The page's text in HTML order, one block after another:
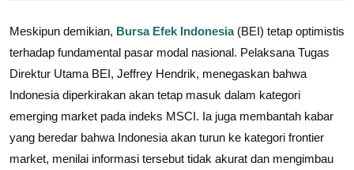
Meskipun demikian, Bursa Efek Indonesia(BEI) tetap optimistis
terhadap fundamental pasar modal nasional. Pelaksana Tugas
Direktur Utama BEI, Jeffrey Hendrik, menegaskan bahwa
Indonesia diperkirakan akan tetap masuk dalam kategori
emerging market pada indeks MSCI. Ia juga membantah kabar
yang beredar bahwa Indonesia akan turun ke kategori frontier
market, menilai informasi tersebut tidak akurat dan mengimbau